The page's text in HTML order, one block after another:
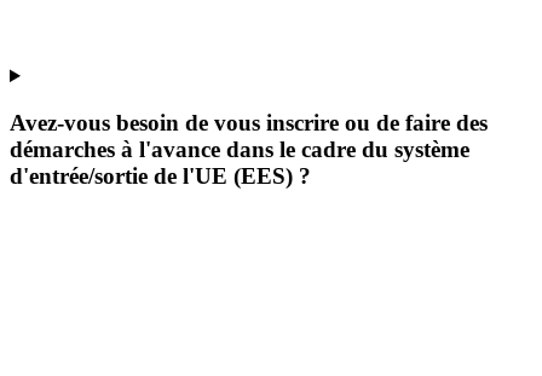
Avez-vous besoin de vous inscrire ou de faire des
démarches à l'avance dans le cadre du système
d'entrée/sortie de l'UE (EES) ?